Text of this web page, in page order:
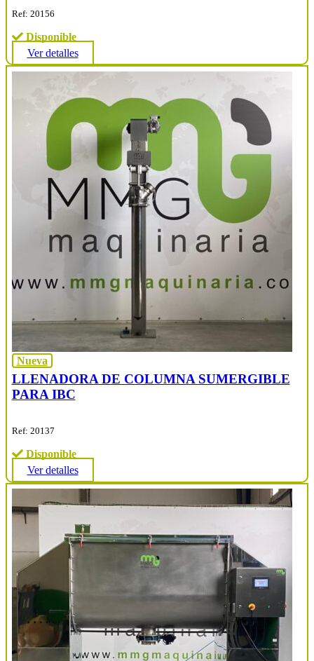
Ref: 20156
Disponible
Ver detalles
Nueva
LLENADORA DE COLUMNA SUMERGIBLE
PARA IBC
Ref: 20137
Disponible
Ver detalles